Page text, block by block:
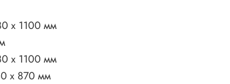
x 1100 мм
x 1100 мм
x 870 мм